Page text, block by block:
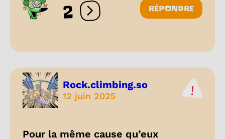
2 Ouvrir les réactions
RÉPONDRE
Rock.climbing.so
12 juin 2025
Pour la même cause qu’eux